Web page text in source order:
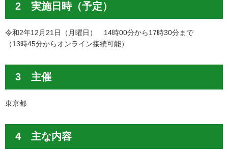
2 実施日時（予定）
令和2年12月21日（月曜日） 14時00分から17時30分まで
（13時45分からオンライン接続可能）
3 主催
東京都
4 主な内容